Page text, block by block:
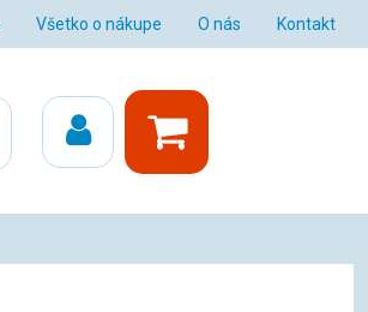
Všetko o nákupe O nás Kontakt